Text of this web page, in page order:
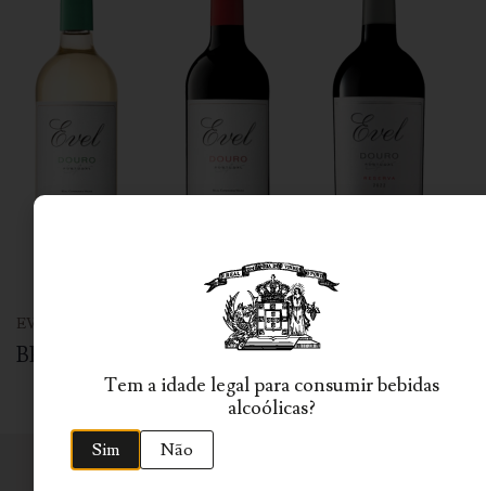
EVEL
BRANCO TINTO RESERVA
Tem a idade legal para consumir bebidas
alcoólicas?
Sim Não